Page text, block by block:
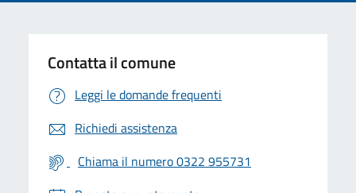
Contatta il comune
Leggi le domande frequenti
Richiedi assistenza
Chiama il numero 0322 955731